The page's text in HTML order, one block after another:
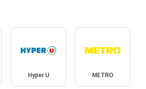
Hyper U METRO